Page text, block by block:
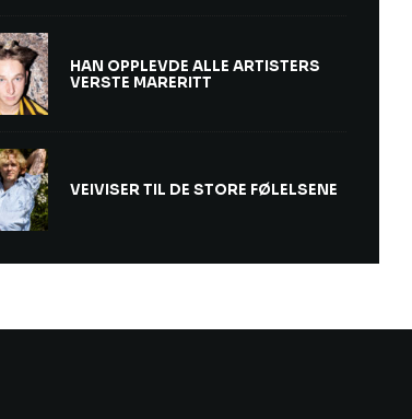
HAN OPPLEVDE ALLE ARTISTERS
VERSTE MARERITT
VEIVISER TIL DE STORE FØLELSENE